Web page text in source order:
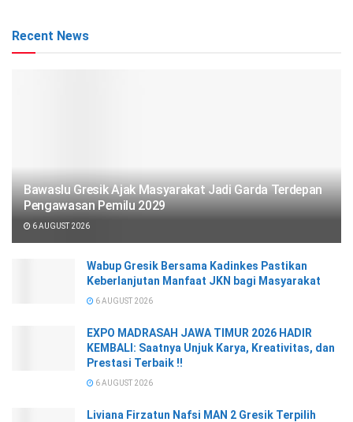
Recent News
Bawaslu Gresik Ajak Masyarakat Jadi Garda Terdepan
Pengawasan Pemilu 2029
6 AUGUST 2026
Wabup Gresik Bersama Kadinkes Pastikan
Keberlanjutan Manfaat JKN bagi Masyarakat
6 AUGUST 2026
EXPO MADRASAH JAWA TIMUR 2026 HADIR
KEMBALI: Saatnya Unjuk Karya, Kreativitas, dan
Prestasi Terbaik !!
6 AUGUST 2026
Liviana Firzatun Nafsi MAN 2 Gresik Terpilih